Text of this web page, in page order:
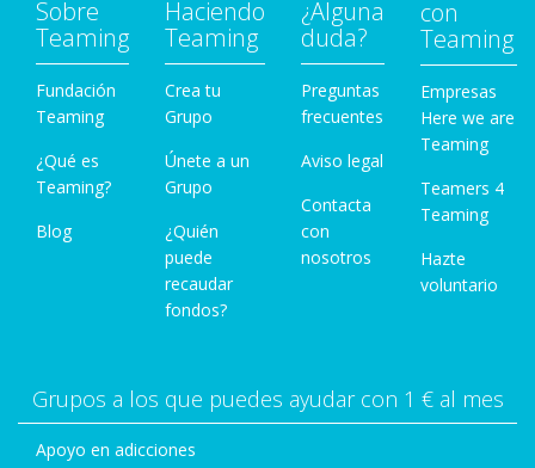
Sobre
Teaming
Fundación
Teaming
¿Qué es
Teaming?
Blog
Haciendo
Teaming
Crea tu
Grupo
Únete a un
Grupo
¿Quién
puede
recaudar
fondos?
¿Alguna
duda?
Preguntas
frecuentes
Aviso legal
Contacta
con
nosotros
con
Teaming
Empresas
Here we are
Teaming
Teamers 4
Teaming
Hazte
voluntario
Grupos a los que puedes ayudar con 1 € al mes
Apoyo en adicciones